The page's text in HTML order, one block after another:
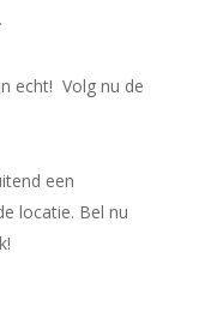
.
echt! Volg nu de
een
locatie. Bel nu